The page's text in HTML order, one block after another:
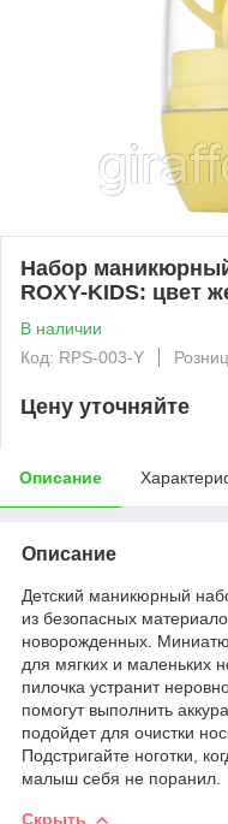
Набор
ROXY-KIDS: цвет
В наличии
Код: RPS-003-Y
Цену уточняйте
Описание
Описание
Детский маникюрный
из безопасных
новорожденных.
для мягких и маленьких
пилочка устранит
помогут выполнить
подойдет для очистки
Подстригайте ноготки,
малыш себя не поранил.
Скрыть